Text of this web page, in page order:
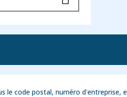
le code postal, numéro d'entreprise,